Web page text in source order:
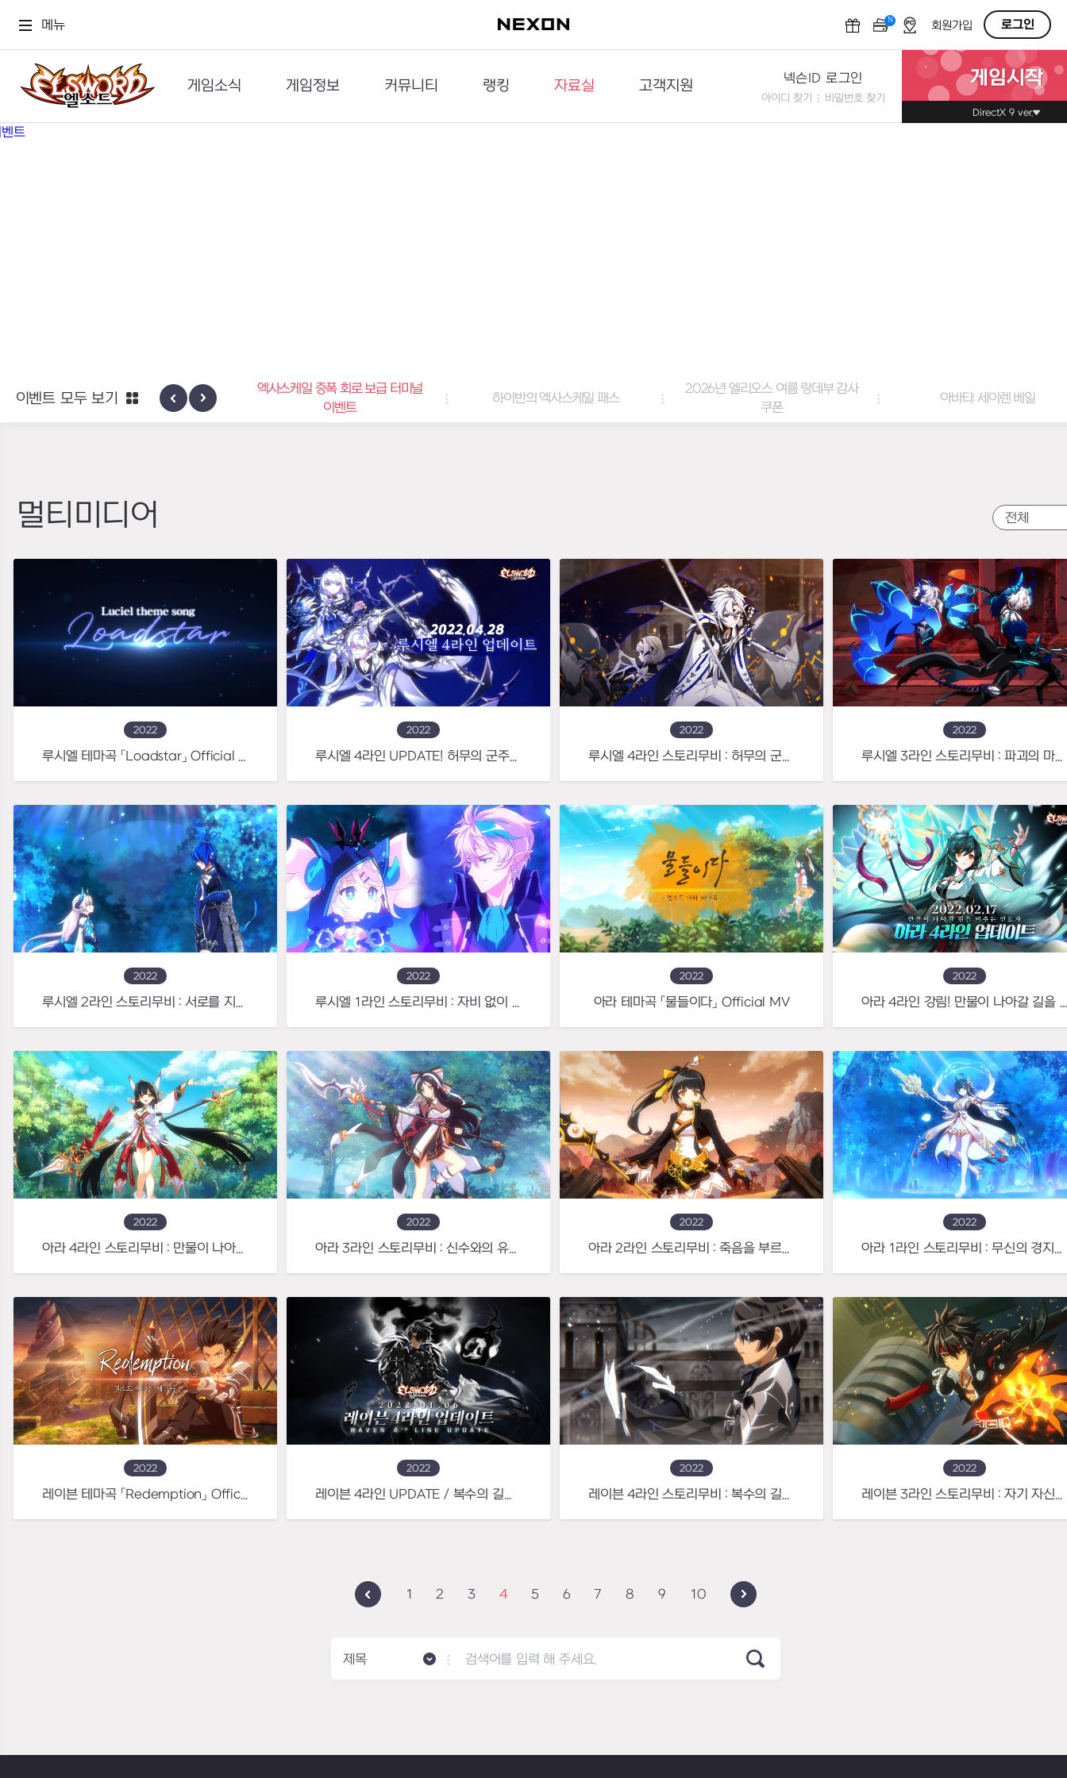
메뉴 N OFF회원가입 로그인
게임소식
공지사항
게임정보
세계관
커뮤니티
이슈게시판
랭킹
던전랭킹
자료실
다운로드
고객지원
문의하기
넥슨ID 로그인
아이디 찾기 비밀번호 찾기
게임시작
DirectX 9 ver.
신규 지역 네블론
엑사스케일 증폭 회로 보급 터미널
하이반의 엑사스케일 패스
2026년 엘리오스 여름 랑데부 감사
아바타: 세이렌 베일
이벤트 모두 보기
멀티미디어 전체
2022
루시엘 테마곡 「Loadstar」 Official MV
2022
루시엘 4라인 UPDATE! 허무의 군주와 무자비한 보좌관
2022
루시엘 4라인 스토리무비 : 허무의 군주와 무자비한 보좌관
2022
루시엘 3라인 스토리무비 : 파괴의 마왕과 충실한 심복
2022
루시엘 2라인 스토리무비 : 서로를 지키는 최강의 창과 방패
2022
루시엘 1라인 스토리무비 : 자비 없이 상대를 압살하는 공포의 마왕
2022
아라 테마곡 「물들이다」 Official MV
2022
아라 4라인 강림! 만물이 나아갈 길을 비추는 인도자, 일천
2022
아라 4라인 스토리무비 : 만물이 나아갈 길을 비추는 만물의 인도자
2022
아라 3라인 스토리무비 : 신수와의 유대로 탄생한 최초의 여우 신선
2022
아라 2라인 스토리무비 : 죽음을 부르는 나락의 인도자
2022
아라 1라인 스토리무비 : 무신의 경지에 도달한 백의의 선인(仙人)
2022
레이븐 테마곡 「Redemption」 Official MV
2022
레이븐 4라인 UPDATE / 복수의 길을 걷는 망령기사, 레버넌트
2022
레이븐 4라인 스토리무비 : 복수의 길을 걷는 망령기사
2022
레이븐 3라인 스토리무비 : 자기 자신조차 무기로 활용하는 냉철한 전략가
1 2 3 4 5 6 7 8 9 10
제목